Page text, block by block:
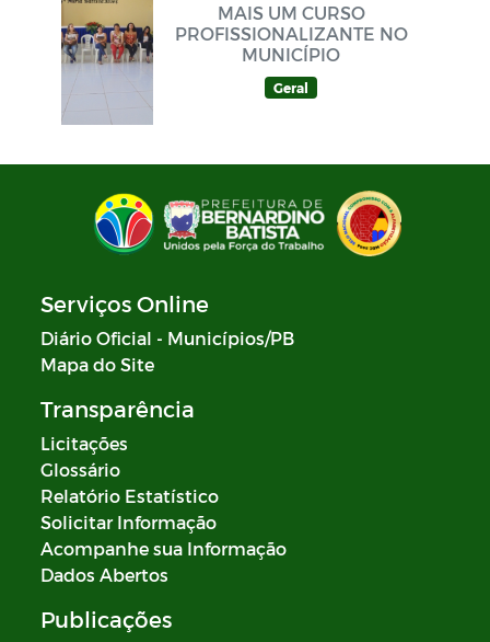
MAIS UM CURSO
PROFISSIONALIZANTE NO
MUNICÍPIO
Geral
Serviços Online
Diário Oficial - Municípios/PB
Mapa do Site
Transparência
Licitações
Glossário
Relatório Estatístico
Solicitar Informação
Acompanhe sua Informação
Dados Abertos
Publicações